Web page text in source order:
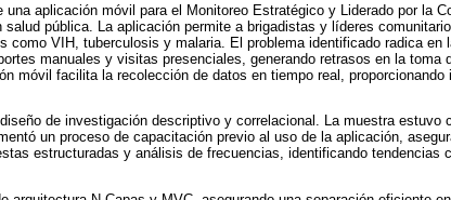
aplicación móvil para el Monitoreo Estratégico y Liderado por la
pública. La aplicación permite a brigadistas y líderes
como VIH, tuberculosis y malaria. El problema identificado radica en
manuales y visitas presenciales, generando retrasos en la toma
móvil facilita la recolección de datos en tiempo real, proporcionando
de investigación descriptivo y correlacional. La muestra estuvo
un proceso de capacitación previo al uso de la aplicación,
estructuradas y análisis de frecuencias, identificando tendencias